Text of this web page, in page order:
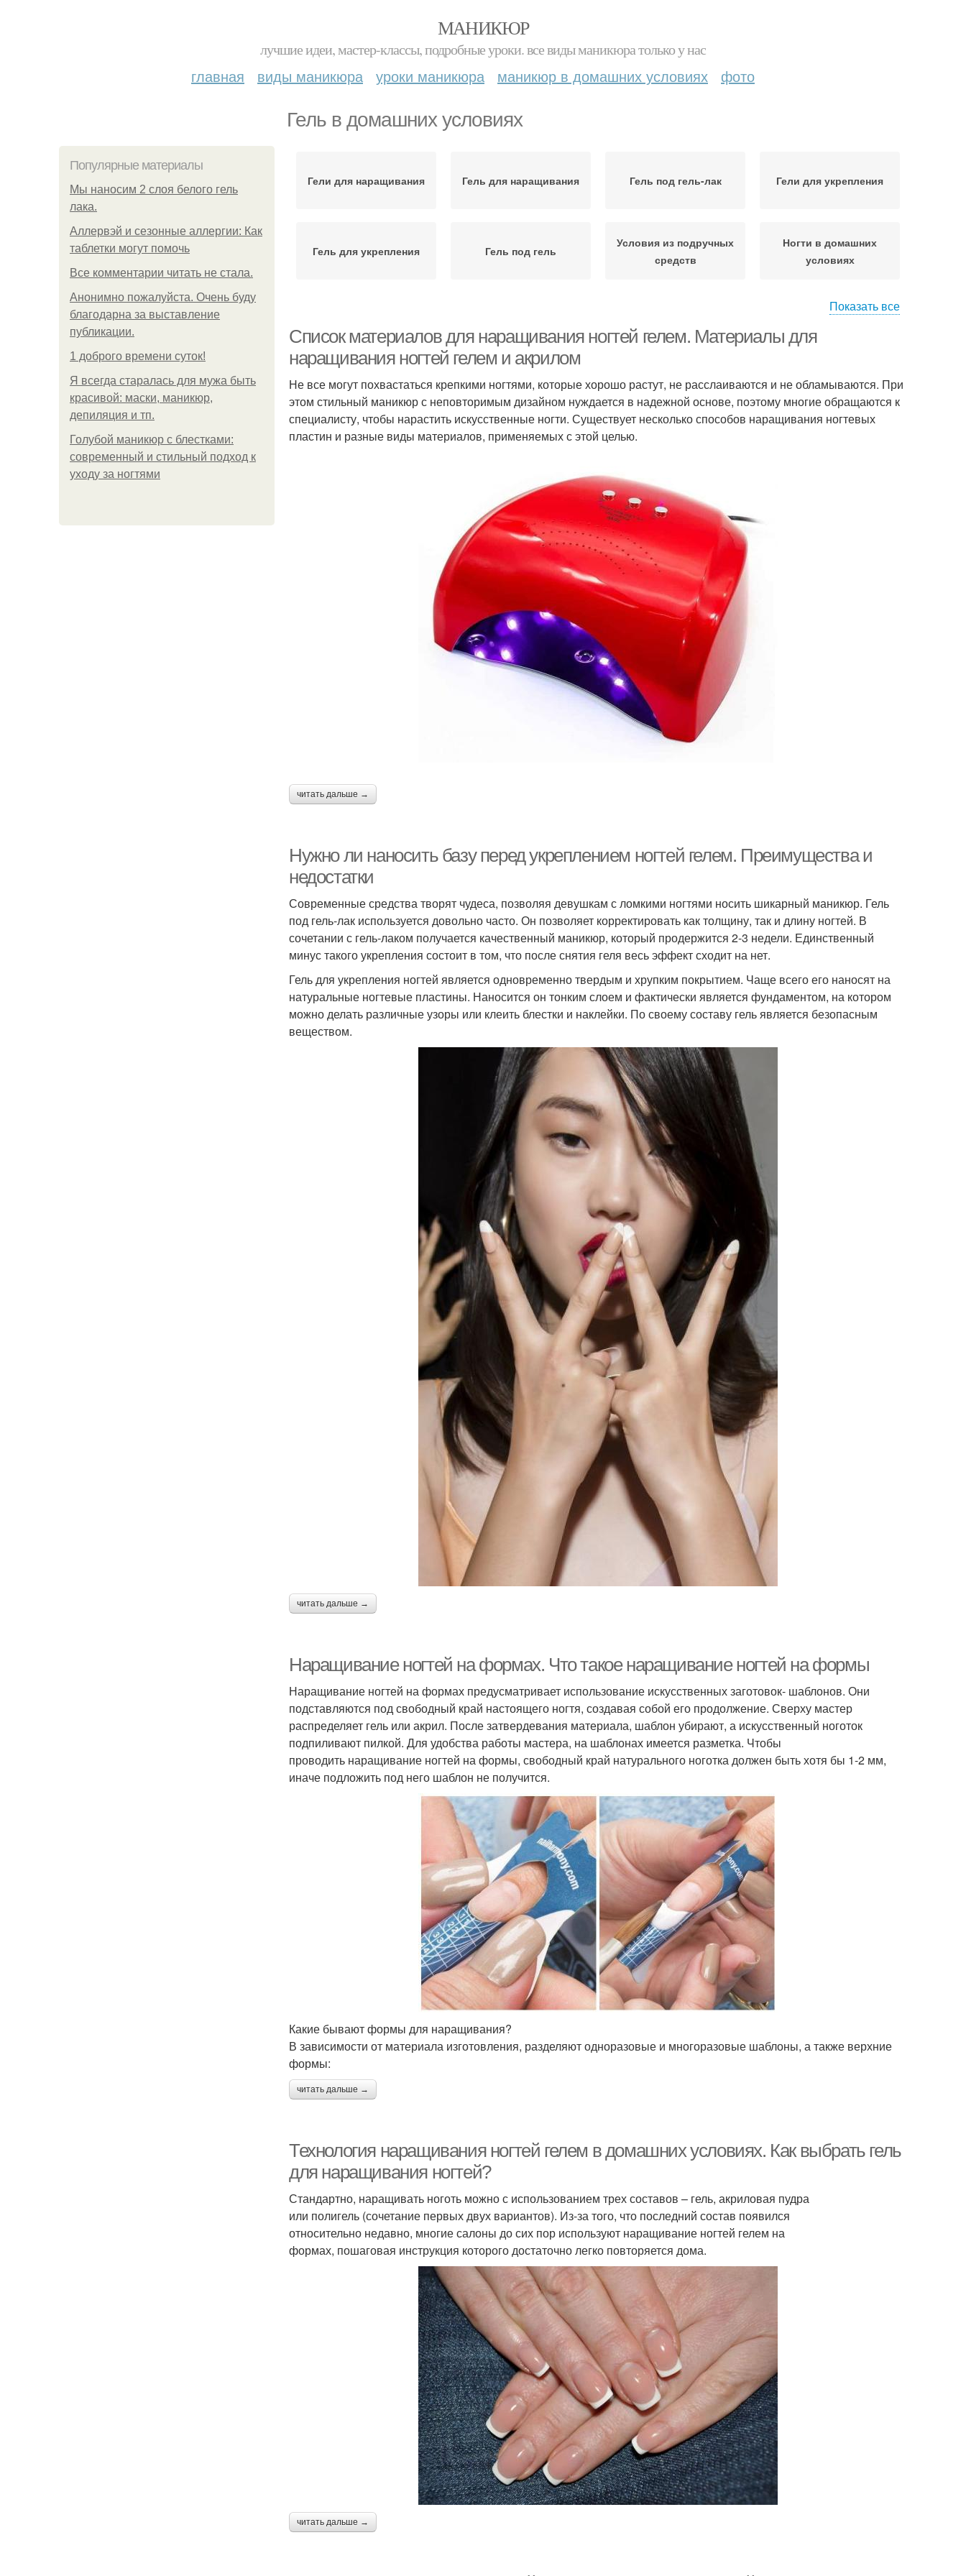
МАНИКЮР
лучшие идеи, мастер-классы, подробные уроки. все виды маникюра только у нас
главная виды маникюра уроки маникюра маникюр в домашних условиях фото
Гель в домашних условиях
Популярные материалы
Мы наносим 2 слоя белого гель
лака.
Аллервэй и сезонные аллергии: Как
таблетки могут помочь
Все комментарии читать не стала.
Анонимно пожалуйста. Очень буду
благодарна за выставление
публикации.
1 доброго времени суток!
Я всегда старалась для мужа быть
красивой: маски, маникюр,
депиляция и тп.
Голубой маникюр с блестками:
современный и стильный подход к
уходу за ногтями
Гели для наращивания Гель для наращивания Гель под гель-лак Гели для укрепления
Гель для укрепления Гель под гель
Условия из подручных
средств
Ногти в домашних
условиях
Условия с помощью
Условия без
специальной жидкости
Гель при помощи В домашние условия
Френч на гель
Показать все
Список материалов для наращивания ногтей гелем. Материалы для
наращивания ногтей гелем и акрилом
Не все могут похвастаться крепкими ногтями, которые хорошо растут, не расслаиваются и не обламываются. При
этом стильный маникюр с неповторимым дизайном нуждается в надежной основе, поэтому многие обращаются к
специалисту, чтобы нарастить искусственные ногти. Существует несколько способов наращивания ногтевых
пластин и разные виды материалов, применяемых с этой целью.
читать дальше →
Нужно ли наносить базу перед укреплением ногтей гелем. Преимущества и
недостатки
Современные средства творят чудеса, позволяя девушкам с ломкими ногтями носить шикарный маникюр. Гель
под гель-лак используется довольно часто. Он позволяет корректировать как толщину, так и длину ногтей. В
сочетании с гель-лаком получается качественный маникюр, который продержится 2-3 недели. Единственный
минус такого укрепления состоит в том, что после снятия геля весь эффект сходит на нет.
Гель для укрепления ногтей является одновременно твердым и хрупким покрытием. Чаще всего его наносят на
натуральные ногтевые пластины. Наносится он тонким слоем и фактически является фундаментом, на котором
можно делать различные узоры или клеить блестки и наклейки. По своему составу гель является безопасным
веществом.
читать дальше →
Наращивание ногтей на формах. Что такое наращивание ногтей на формы
Наращивание ногтей на формах предусматривает использование искусственных заготовок- шаблонов. Они
подставляются под свободный край настоящего ногтя, создавая собой его продолжение. Сверху мастер
распределяет гель или акрил. После затвердевания материала, шаблон убирают, а искусственный ноготок
подпиливают пилкой. Для удобства работы мастера, на шаблонах имеется разметка. Чтобы
проводить наращивание ногтей на формы, свободный край натурального ноготка должен быть хотя бы 1-2 мм,
иначе подложить под него шаблон не получится.
Какие бывают формы для наращивания?
В зависимости от материала изготовления, разделяют одноразовые и многоразовые шаблоны, а также верхние
формы:
читать дальше →
Технология наращивания ногтей гелем в домашних условиях. Как выбрать гель
для наращивания ногтей?
Стандартно, наращивать ноготь можно с использованием трех составов – гель, акриловая пудра
или полигель (сочетание первых двух вариантов). Из-за того, что последний состав появился
относительно недавно, многие салоны до сих пор используют наращивание ногтей гелем на
формах, пошаговая инструкция которого достаточно легко повторяется дома.
читать дальше →